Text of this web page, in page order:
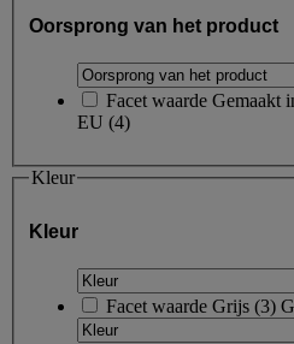
Oorsprong van het product
Facet waarde Gemaakt
EU (4)
Kleur
Kleur
Facet waarde Grijs (3)